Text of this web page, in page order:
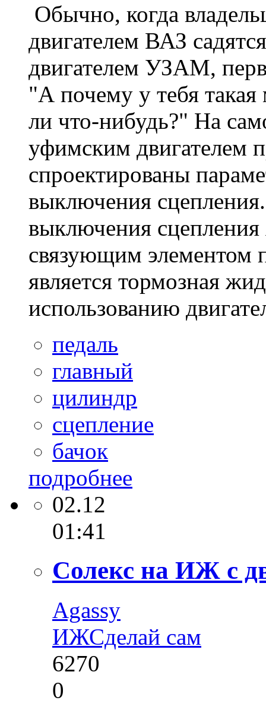
Обычно, когда
двигателем ВАЗ
двигателем УЗАМ,
"А почему у тебя такая
ли что-нибудь?" На
уфимским двигателем
спроектированы
выключения
выключения сцепления
связующим элементом
является тормозная
использованию
педаль
главный
цилиндр
сцепление
бачок
подробнее
02.12
01:41
Солекс на ИЖ с
Agassy
ИЖСделай сам
6270
0